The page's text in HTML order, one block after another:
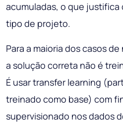
acumuladas, o que justifica
tipo de projeto.
Para a maioria dos casos
a solução correta não é
É usar transfer learning
treinado como base) com
supervisionado nos dados